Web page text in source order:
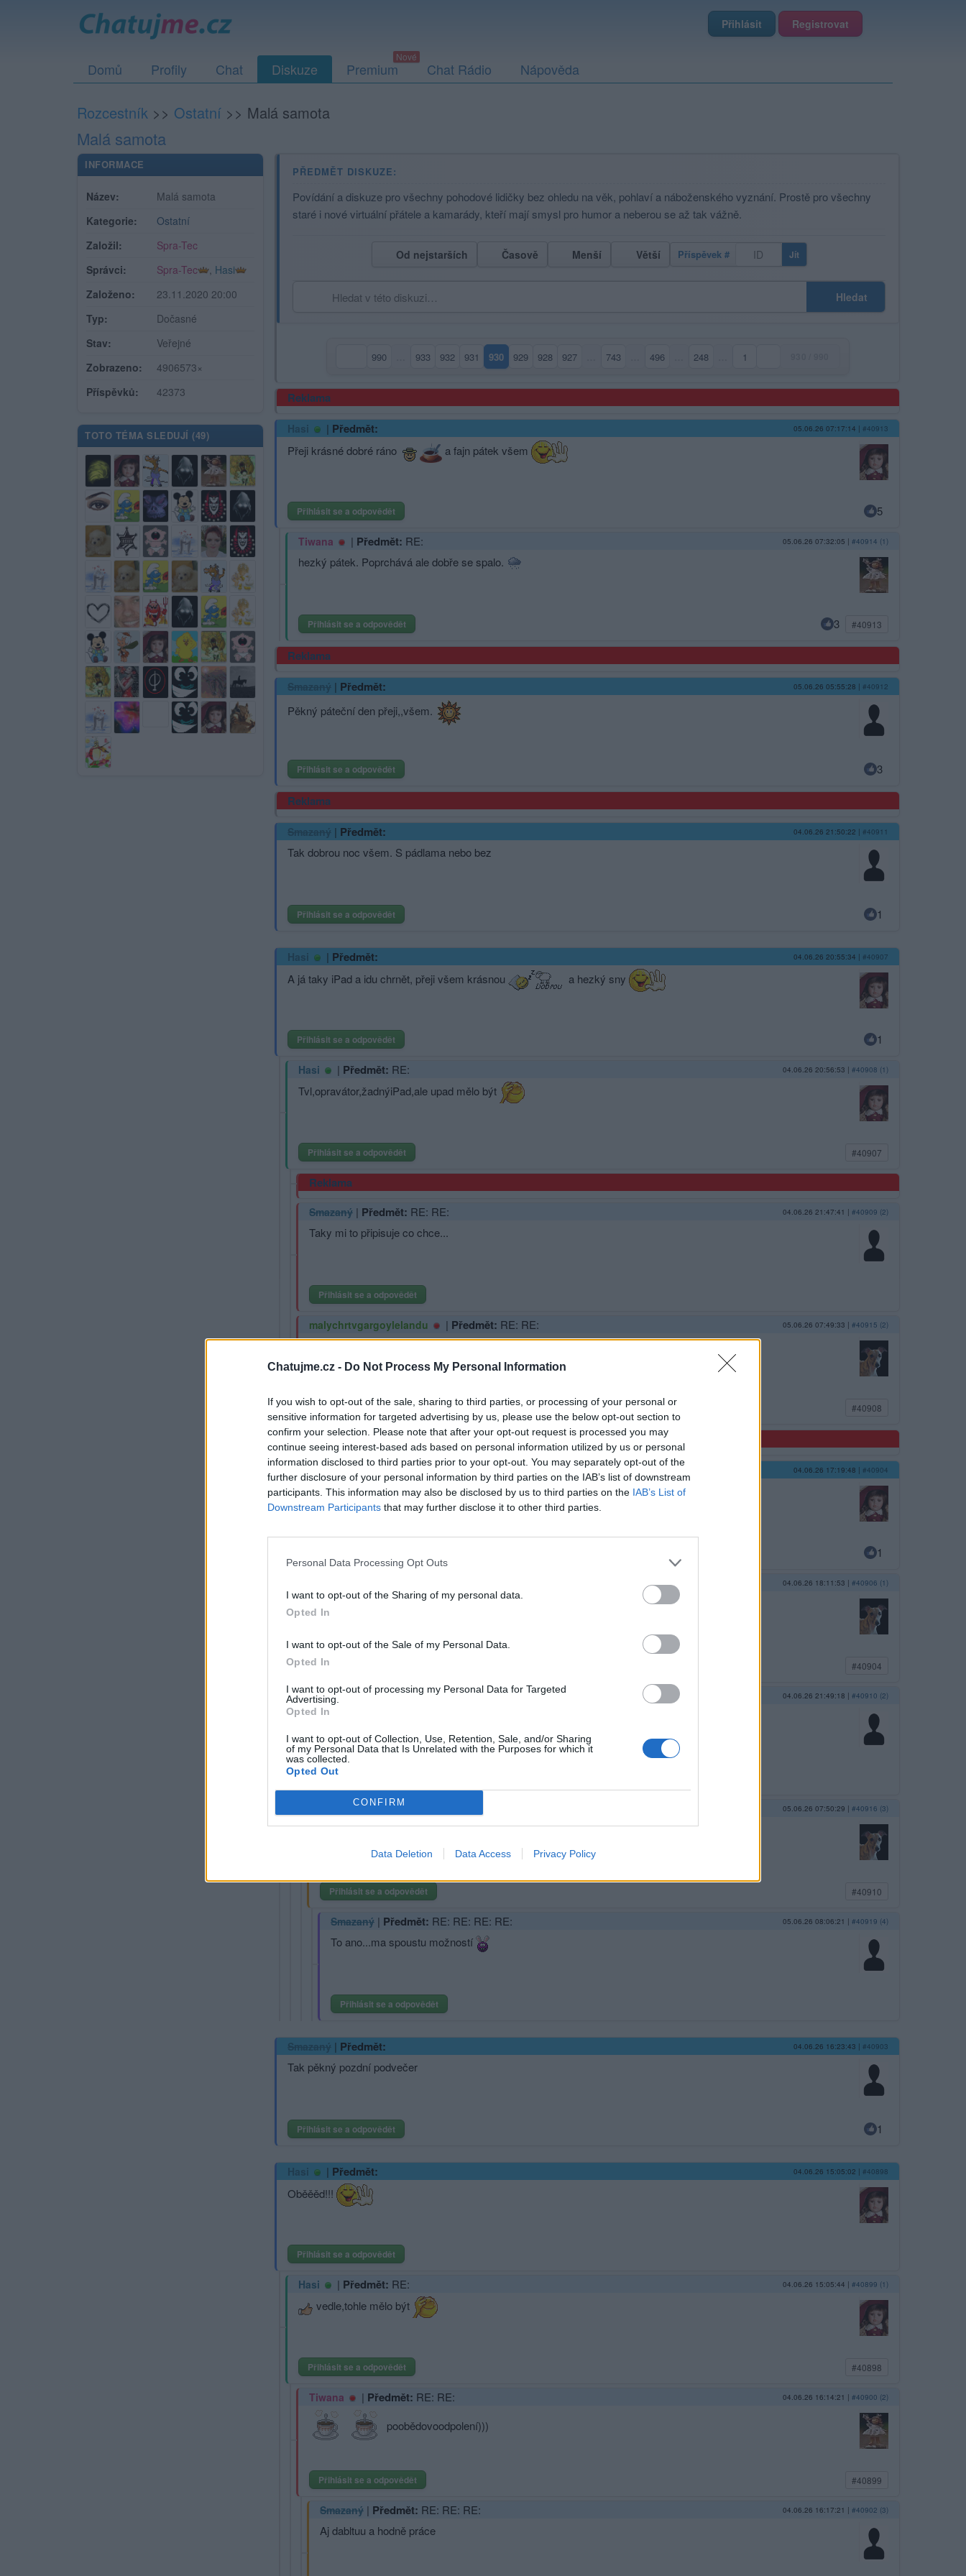
Chatujme.cz - Do Not Process My Personal Information
If you wish to opt-out of the sale, sharing to third parties, or processing of your personal or
sensitive information for targeted advertising by us, please use the below opt-out section to
confirm your selection. Please note that after your opt-out request is processed you may
continue seeing interest-based ads based on personal information utilized by us or personal
information disclosed to third parties prior to your opt-out. You may separately opt-out of the
further disclosure of your personal information by third parties on the IAB’s list of downstream
participants. This information may also be disclosed by us to third parties on the IAB’s List of
Downstream Participants that may further disclose it to other third parties.
Personal Data Processing Opt Outs
I want to opt-out of the Sharing of my personal data.
Opted In
I want to opt-out of the Sale of my Personal Data.
Opted In
I want to opt-out of processing my Personal Data for Targeted
Advertising.
Opted In
I want to opt-out of Collection, Use, Retention, Sale, and/or Sharing
of my Personal Data that Is Unrelated with the Purposes for which it
was collected.
Opted Out
CONFIRM
Data Deletion Data Access Privacy Policy
Přihlásit Registrovat
Domů Profily Chat Diskuze Premium Chat Rádio Nápověda
Rozcestník >> Ostatní >> Malá samota
Malá samota
INFORMACE
Název:
Malá samota
Kategorie:
Ostatní
Založil:
Spra-Tec
Správci:
Spra-Tec , Hasi
Založeno:
23.11.2020 20:00
Typ:
Dočasné
Stav:
Veřejné
Zobrazeno:
4906573×
Příspěvků:
42373
TOTO TÉMA SLEDUJÍ (49)
PŘEDMĚT DISKUZE:
Povídání a diskuze pro všechny pohodové lidičky bez ohledu na věk, pohlaví a náboženského vyznání. Prostě pro všechny
staré i nové virtuální přátele a kamarády, kteří mají smysl pro humor a neberou se až tak vážně.
Od nejstarších Časově Menší Větší Příspěvek # Jít
Hledat
990 933 932 931 930(aktuální strana)
929 928 927 743 496 248 1
Reklama
Hasi | Předmět: 05.06.26 07:17:14 | #40913
Přeji krásné dobré ráno a fajn pátek všem
Přihlásit se a odpovědět 5
Tiwana | Předmět: RE: 05.06.26 07:32:05 | #40914 (1)
hezký pátek. Poprchává ale dobře se spalo.
Přihlásit se a odpovědět 3 #40913
Reklama
Smazaný | Předmět: 05.06.26 05:55:28 | #40912
Pěkný páteční den přeji,,všem.
Přihlásit se a odpovědět 3
Reklama
Smazaný | Předmět: 04.06.26 21:50:22 | #40911
Tak dobrou noc všem. S pádlama nebo bez
Přihlásit se a odpovědět 1
Hasi | Předmět: 04.06.26 20:55:34 | #40907
A já taky iPad a idu chrnět, přeji všem krásnou a hezký sny
Přihlásit se a odpovědět 1
Hasi | Předmět: RE: 04.06.26 20:56:53 | #40908 (1)
Tvl,opravátor,žad­nýiPad,ale upad mělo být
Přihlásit se a odpovědět #40907
Reklama
Smazaný | Předmět: RE: RE: 04.06.26 21:47:41 | #40909 (2)
Taky mi to připisuje co chce...
Přihlásit se a odpovědět
malychrtvgargoylelandu | Předmět: RE: RE: 05.06.26 07:49:33 | #40915 (2)
Co, upad ti ipad? No hlavně že se mu nic vážného nestalo a mohl jít v klidu spát.
Přihlásit se a odpovědět #40908
Reklama
Hasi |Předmět: 04.06.26 17:19:48 | #40904
Já dal sprchu a čekám na padla
1
04.06.26 18:11:53 | #40906 (1)
Než mi došlo, že to nejsou pádla, ale padla.
Přihlásit se a odpovědět #40904
Smazaný|Předmět: RE: RE: 04.06.26 21:49:18 | #40910 (2)
Pádla se mu domů asi můžou taky hodit
Přihlásit se a odpovědět
malychrtvgargoylelandu 05.06.26 07:50:29 | #40916 (3)
Pádlo se v dnešní době může hodit asi každému.
Přihlásit se a odpovědět #40910
Smazaný | Předmět: RE: RE: RE: RE: 05.06.26 08:06:21 | #40919 (4)
To ano...ma spoustu možností
Přihlásit se a odpovědět
Smazaný | Předmět: 04.06.26 16:23:43 | #40903
Tak pěkný pozdní podvečer
Přihlásit se a odpovědět 1
Hasi | Předmět: 04.06.26 15:05:02 | #40898
Oběěěd!!!
Přihlásit se a odpovědět
Hasi | Předmět: RE: 04.06.26 15:05:44 | #40899 (1)
vedle,tohle mělo být
Přihlásit se a odpovědět #40898
Tiwana | Předmět: RE: RE: 04.06.26 16:14:21 | #40900 (2)
poobědovoodpo­lení)))
Přihlásit se a odpovědět #40899
Smazaný | Předmět: RE: RE: RE: 04.06.26 16:17:21 | #40902 (3)
Aj dabltuu a hodně práce